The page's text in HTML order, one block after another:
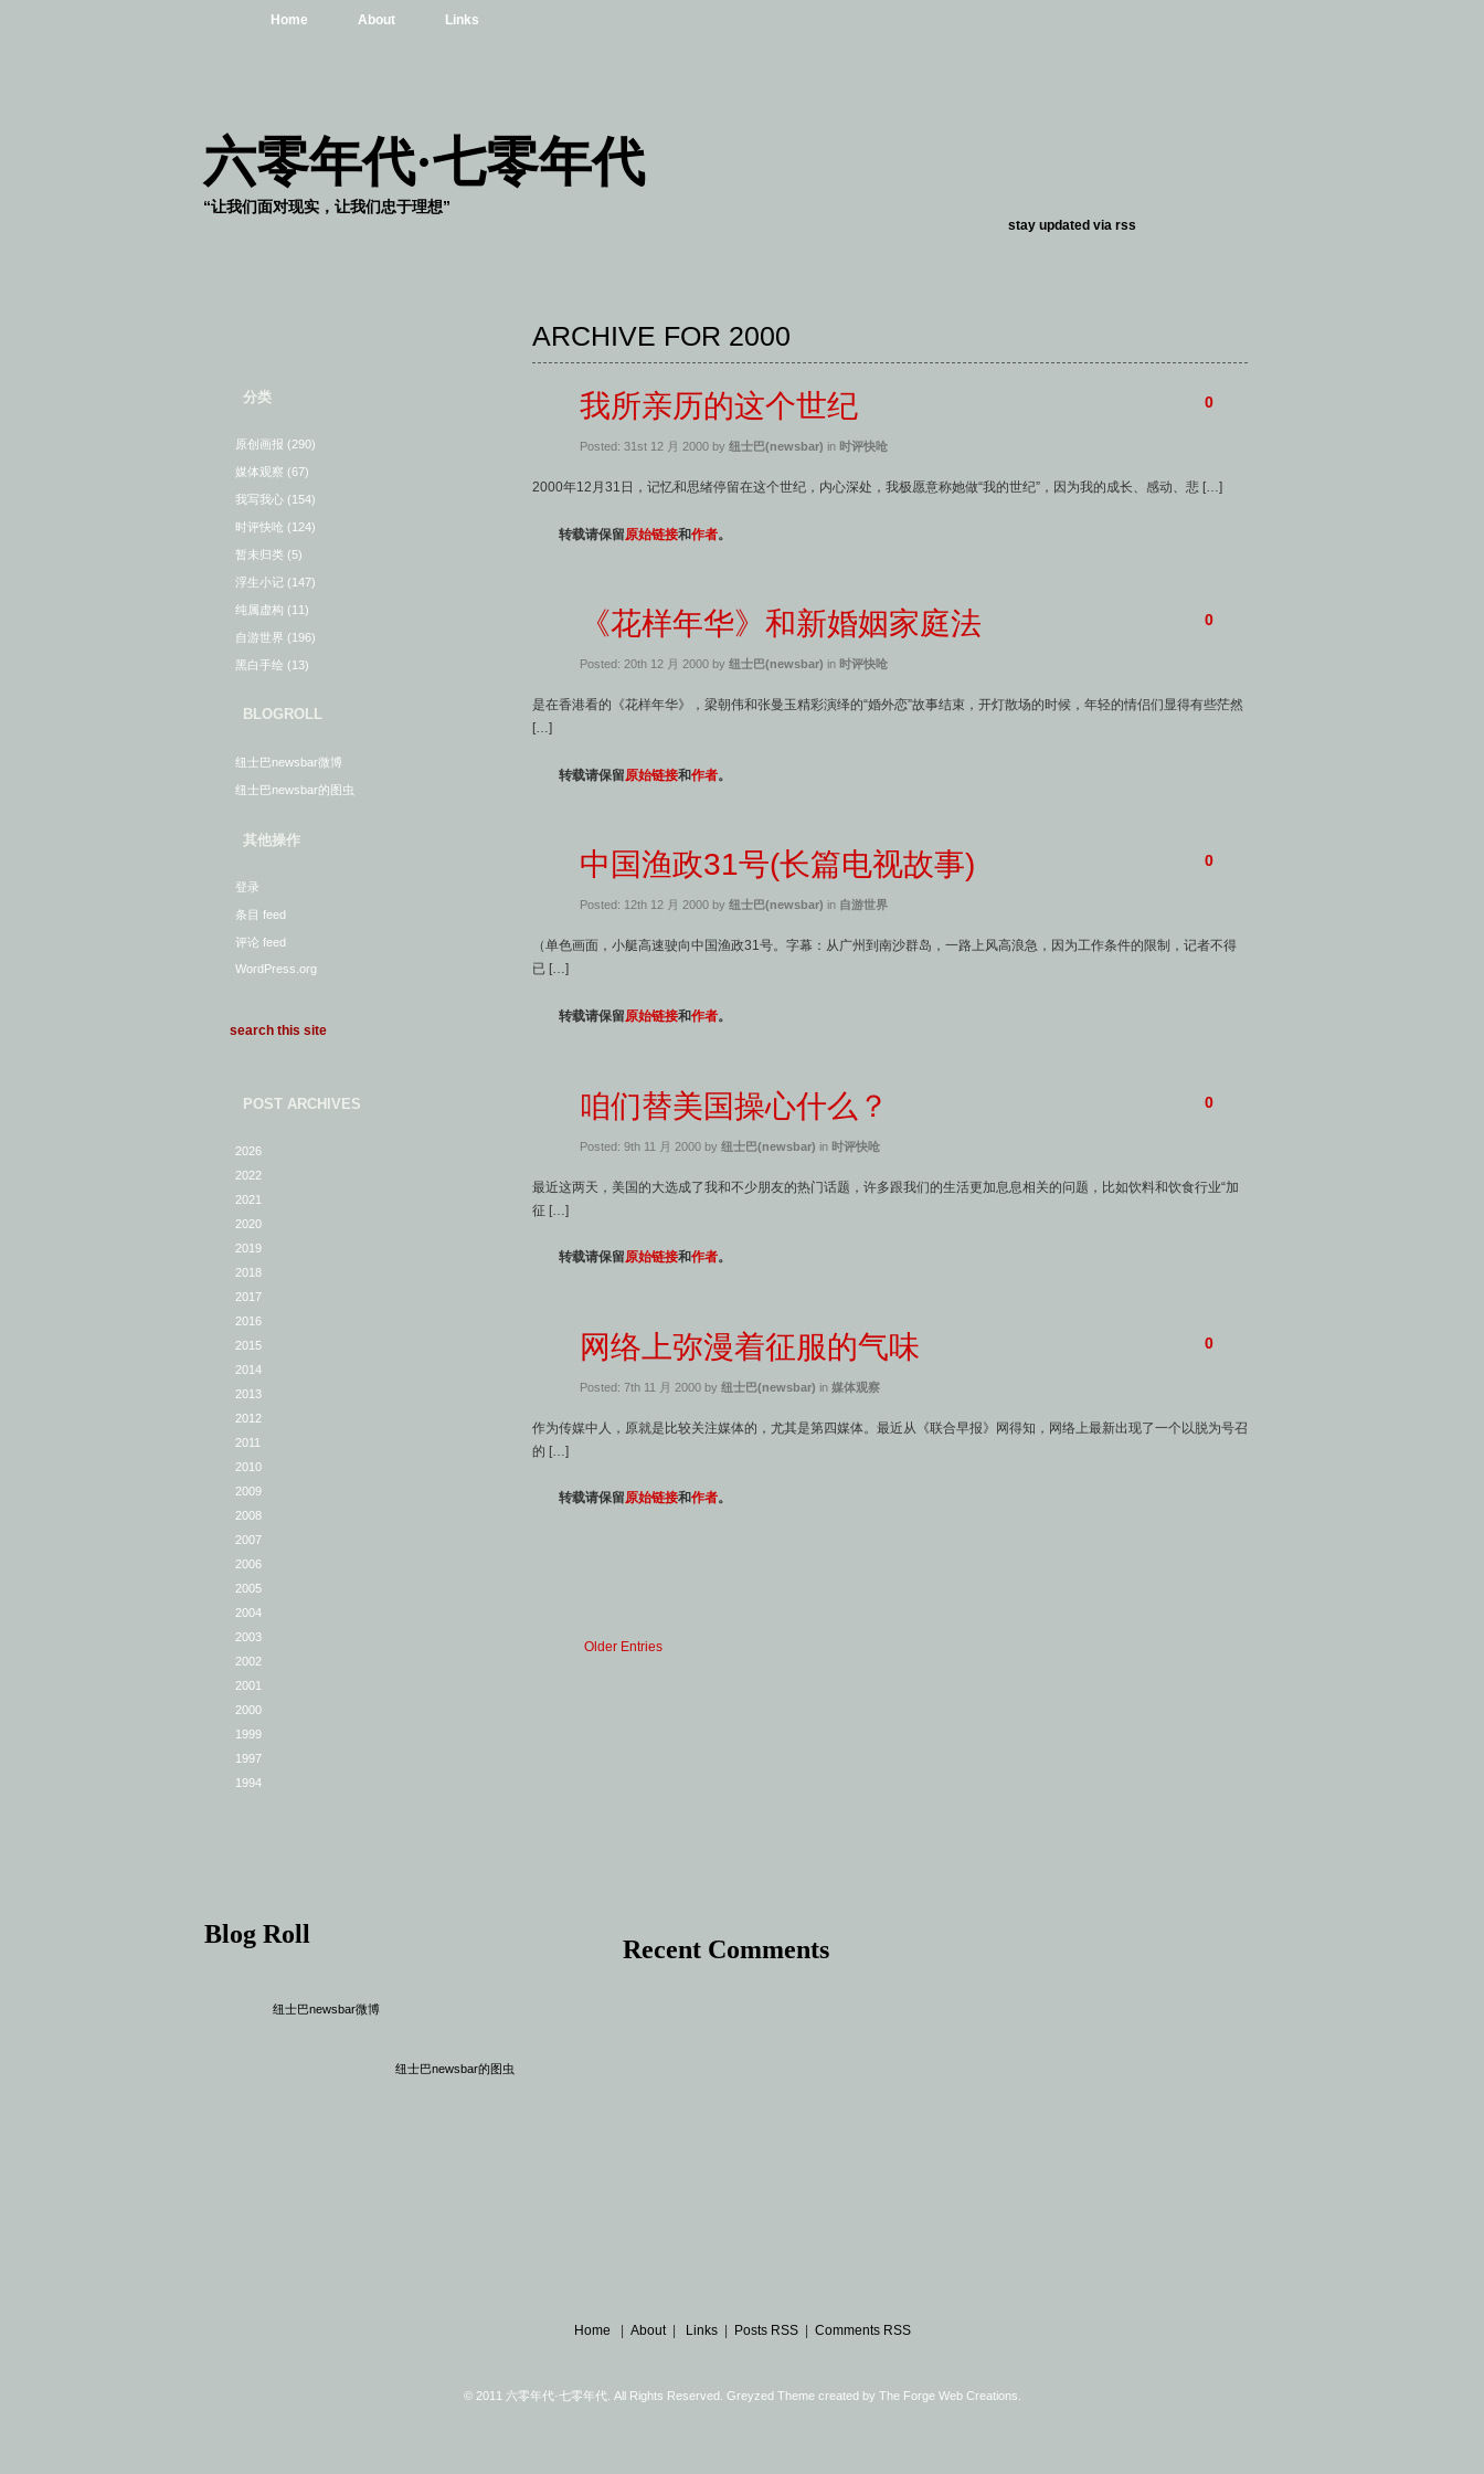
Home About Links
六零年代·七零年代
“让我们面对现实，让我们忠于理想”
stay updated via rss
分类
原创画报 (290)
媒体观察 (67)
我写我心 (154)
时评快呛 (124)
暂未归类 (5)
浮生小记 (147)
纯属虚构 (11)
自游世界 (196)
黑白手绘 (13)
BLOGROLL
纽士巴newsbar微博
纽士巴newsbar的图虫
其他操作
登录
条目 feed
评论 feed
WordPress.org
POST ARCHIVES
2026
2022
2021
2020
2019
2018
2017
2016
2015
2014
2013
2012
2011
2010
2009
2008
2007
2006
2005
2004
2003
2002
2001
2000
1999
1997
1994
ARCHIVE FOR 2000
我所亲历的这个世纪
Posted: 31st 12 月 2000 by 纽士巴(newsbar) in 时评快呛
0
2000年12月31日，记忆和思绪停留在这个世纪，内心深处，我极愿意称她做“我的世纪”，因为我的成长、感动、悲 […]
转载请保留原始链接和作者。
《花样年华》和新婚姻家庭法
Posted: 20th 12 月 2000 by 纽士巴(newsbar) in 时评快呛
0
是在香港看的《花样年华》，梁朝伟和张曼玉精彩演绎的“婚外恋”故事结束，开灯散场的时候，年轻的情侣们显得有些茫然
[…]
转载请保留原始链接和作者。
中国渔政31号(长篇电视故事)
Posted: 12th 12 月 2000 by 纽士巴(newsbar) in 自游世界
0
（单色画面，小艇高速驶向中国渔政31号。字幕：从广州到南沙群岛，一路上风高浪急，因为工作条件的限制，记者不得
已 […]
转载请保留原始链接和作者。
咱们替美国操心什么？
Posted: 9th 11 月 2000 by 纽士巴(newsbar) in 时评快呛
0
最近这两天，美国的大选成了我和不少朋友的热门话题，许多跟我们的生活更加息息相关的问题，比如饮料和饮食行业“加
征 […]
转载请保留原始链接和作者。
网络上弥漫着征服的气味
Posted: 7th 11 月 2000 by 纽士巴(newsbar) in 媒体观察
0
作为传媒中人，原就是比较关注媒体的，尤其是第四媒体。最近从《联合早报》网得知，网络上最新出现了一个以脱为号召
的 […]
转载请保留原始链接和作者。
Older Entries
Blog Roll
纽士巴newsbar微博
纽士巴newsbar的图虫
Recent Comments
Home About| Links| Posts RSS| Comments RSS
© 2011 六零年代·七零年代. All Rights Reserved. Greyzed Theme created by The Forge Web Creations